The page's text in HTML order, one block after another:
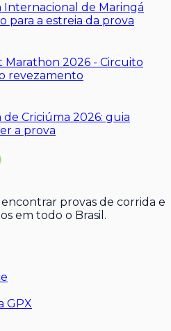
Internacional de Maringá
para a estreia da prova
Marathon 2026 - Circuito
revezamento
de Criciúma 2026: guia
a prova
provas de corrida e
em todo o Brasil.
GPX